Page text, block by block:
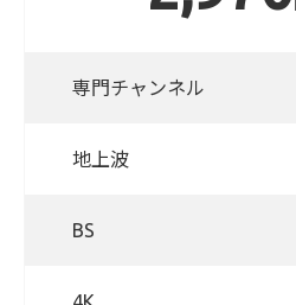
専門チャンネル
地上波
BS